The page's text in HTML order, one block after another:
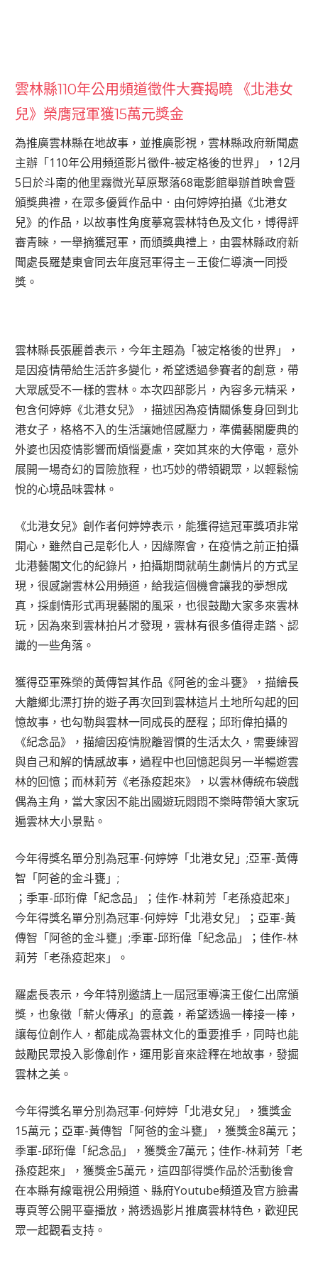
雲林縣110年公用頻道徵件大賽揭曉 《北港女
兒》榮膺冠軍獲15萬元獎金
為推廣雲林縣在地故事，並推廣影視，雲林縣政府新聞處
主辦「110年公用頻道影片徵件-被定格後的世界」，12月
5日於斗南的他里霧微光草原聚落68電影館舉辦首映會暨
頒獎典禮，在眾多優質作品中．由何婷婷拍攝《北港女
兒》的作品，以故事性角度摹寫雲林特色及文化，博得評
審青睞，一舉摘獲冠軍，而頒獎典禮上，由雲林縣政府新
聞處長羅楚東會同去年度冠軍得主－王俊仁導演一同授
獎。
雲林縣長張麗善表示，今年主題為「被定格後的世界」，
是因疫情帶給生活許多變化，希望透過參賽者的創意，帶
大眾感受不一樣的雲林。本次四部影片，內容多元精采，
包含何婷婷《北港女兒》，描述因為疫情關係隻身回到北
港女子，格格不入的生活讓她倍感壓力，準備藝閣慶典的
外婆也因疫情影響而煩惱憂慮，突如其來的大停電，意外
展開一場奇幻的冒險旅程，也巧妙的帶領觀眾，以輕鬆愉
悅的心境品味雲林。
《北港女兒》創作者何婷婷表示，能獲得這冠軍獎項非常
開心，雖然自己是彰化人，因緣際會，在疫情之前正拍攝
北港藝閣文化的紀錄片，拍攝期間就萌生劇情片的方式呈
現，很感謝雲林公用頻道，給我這個機會讓我的夢想成
真，採劇情形式再現藝閣的風采，也很鼓勵大家多來雲林
玩，因為來到雲林拍片才發現，雲林有很多值得走踏、認
識的一些角落。
獲得亞軍殊榮的黃傳智其作品《阿爸的金斗甕》，描繪長
大離鄉北漂打拚的遊子再次回到雲林這片土地所勾起的回
憶故事，也勾勒與雲林一同成長的歷程；邱珩偉拍攝的
《紀念品》，描繪因疫情脫離習慣的生活太久，需要練習
與自己和解的情感故事，過程中也回憶起與另一半暢遊雲
林的回憶；而林莉芳《老孫疫起來》，以雲林傳統布袋戲
偶為主角，當大家因不能出國遊玩悶悶不樂時帶領大家玩
遍雲林大小景點。
今年得獎名單分別為冠軍-何婷婷「北港女兒」;亞軍-黃傳
智「阿爸的金斗甕」;
；季軍-邱珩偉「紀念品」；佳作-林莉芳「老孫疫起來」
今年得獎名單分別為冠軍-何婷婷「北港女兒」；亞軍-黃
傳智「阿爸的金斗甕」;季軍-邱珩偉「紀念品」；佳作-林
莉芳「老孫疫起來」。
羅處長表示，今年特別邀請上一屆冠軍導演王俊仁出席頒
獎，也象徵「薪火傳承」的意義，希望透過一棒接一棒，
讓每位創作人，都能成為雲林文化的重要推手，同時也能
鼓勵民眾投入影像創作，運用影音來詮釋在地故事，發掘
雲林之美。
今年得獎名單分別為冠軍-何婷婷「北港女兒」，獲獎金
15萬元；亞軍-黃傳智「阿爸的金斗甕」，獲獎金8萬元；
季軍-邱珩偉「紀念品」，獲獎金7萬元；佳作-林莉芳「老
孫疫起來」，獲獎金5萬元，這四部得獎作品於活動後會
在本縣有線電視公用頻道、縣府Youtube頻道及官方臉書
專頁等公開平臺播放，將透過影片推廣雲林特色，歡迎民
眾一起觀看支持。